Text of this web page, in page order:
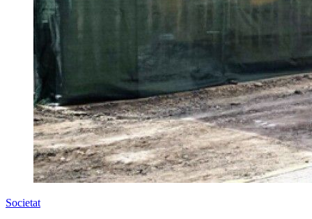
Societat